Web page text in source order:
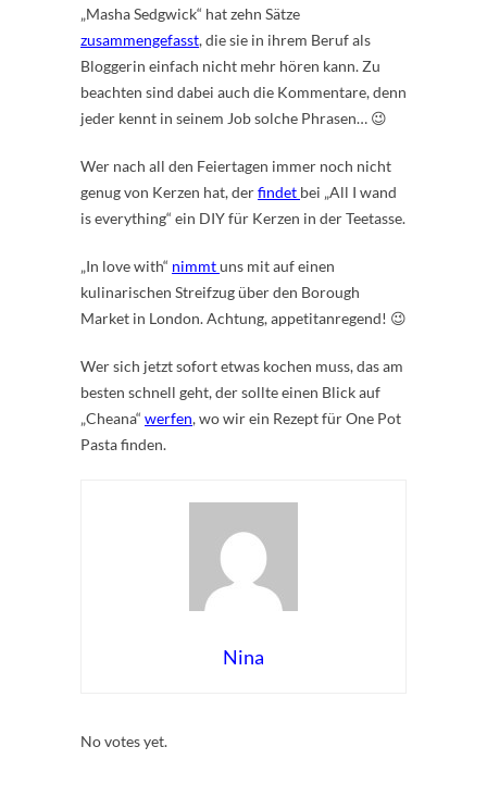
„Masha Sedgwick“ hat zehn Sätze
zusammengefasst, die sie in ihrem Beruf als
Bloggerin einfach nicht mehr hören kann. Zu
beachten sind dabei auch die Kommentare, denn
jeder kennt in seinem Job solche Phrasen… 😉
Wer nach all den Feiertagen immer noch nicht
genug von Kerzen hat, derfindet bei „All I wand
is everything“ ein DIY für Kerzen in der Teetasse.
„In love with“ nimmtuns mit auf einen
kulinarischen Streifzug über den Borough
Market in London. Achtung, appetitanregend! 😉
Wer sich jetzt sofort etwas kochen muss, das am
besten schnell geht, der sollte einen Blick auf
„Cheana“ werfen, wo wir ein Rezept für One Pot
Pasta finden.
Nina
No votes yet.